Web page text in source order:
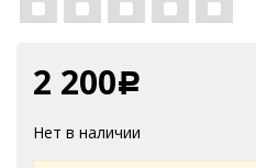
2 200Р
Нет в наличии